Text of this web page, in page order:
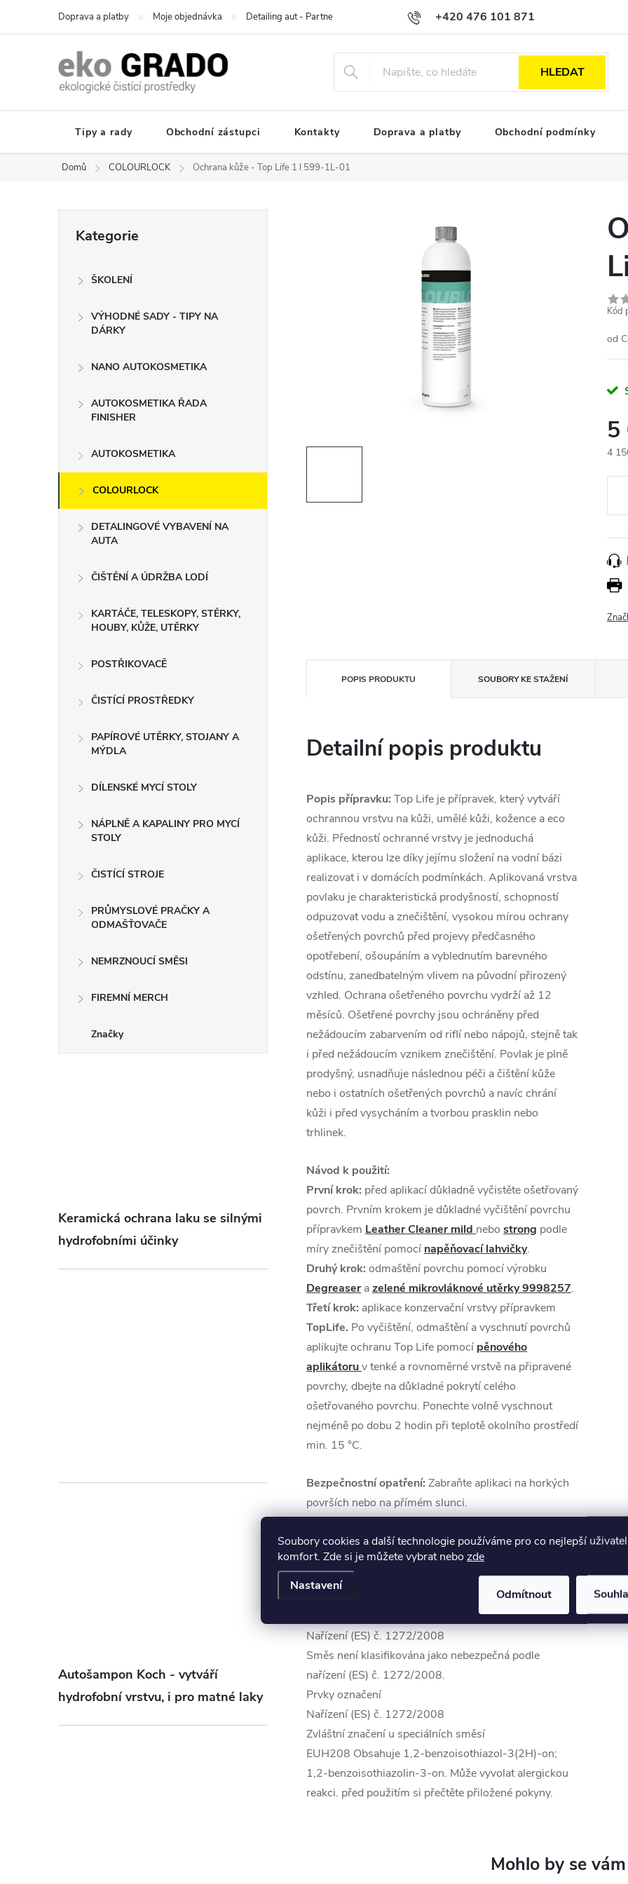
Soubory cookies a další technologie používáme pro co nejlepší
komfort. Zde si je můžete vybrat nebo zde
Nastavení
Odmítnout
+420 476 101 871
Doprava a platby Moje objednávka Detailing aut - Partnerská spolupráce Obchodní podmínky Podmínky ochrany
HLEDAT
Tipy a rady Obchodní zástupci Kontakty Doprava a platby Obchodní podmínky
Domů COLOURLOCK Ochrana kůže - Top Life 1 l 599-1L-01
n
í
kategorie
Kategorie
ŠKOLENÍ
VÝHODNÉ SADY - TIPY NA
DÁRKY
NANO AUTOKOSMETIKA
AUTOKOSMETIKA ŘADA
FINISHER
AUTOKOSMETIKA
COLOURLOCK
DETALINGOVÉ VYBAVENÍ NA
AUTA
ČIŠTĚNÍ A ÚDRŽBA LODÍ
KARTÁČE, TELESKOPY, STĚRKY,
HOUBY, KŮŽE, UTĚRKY
POSTŘIKOVACĚ
ČISTÍCÍ PROSTŘEDKY
PAPÍROVÉ UTĚRKY, STOJANY A
MÝDLA
DÍLENSKÉ MYCÍ STOLY
NÁPLNĚ A KAPALINY PRO MYCÍ
STOLY
ČISTÍCÍ STROJE
PRŮMYSLOVÉ PRAČKY A
ODMAŠŤOVAČE
NEMRZNOUCÍ SMĚSI
FIREMNÍ MERCH
Značky
Keramická ochrana laku se silnými
hydrofobními účinky
Autošampon Koch - vytváří
hydrofobní vrstvu, i pro matné laky
Kód
od
5
4
POPIS PRODUKTU SOUBORY KE STAŽENÍ
Detailní popis produktu
Popis přípravku: Top Life je přípravek, který vytváří
ochrannou vrstvu na kůži, umělé kůži, kožence a eco
kůži. Předností ochranné vrstvy je jednoduchá
aplikace, kterou lze díky jejímu složení na vodní bázi
realizovat i v domácích podmínkách. Aplikovaná vrstva
povlaku je charakteristická prodyšností, schopností
odpuzovat vodu a znečištění, vysokou mírou ochrany
ošetřených povrchů před projevy předčasného
opotřebení, ošoupáním a vyblednutím barevného
odstínu, zanedbatelným vlivem na původní přirozený
vzhled. Ochrana ošetřeného povrchu vydrží až 12
měsíců. Ošetřené povrchy jsou ochráněny před
nežádoucím zabarvením od riflí nebo nápojů, stejně tak
i před nežádoucím vznikem znečištění. Povlak je plně
prodyšný, usnadňuje následnou péči a čištění kůže
nebo i ostatních ošetřených povrchů a navíc chrání
kůži i před vysycháním a tvorbou prasklin nebo
trhlinek.
Návod k použití:
První krok: před aplikací důkladně vyčistěte ošetřovaný
povrch. Prvním krokem je důkladné vyčištění povrchu
přípravkem Leather Cleaner mild nebo strong podle
míry znečištění pomocí napěňovací lahvičky.
Druhý krok: odmaštění povrchu pomocí výrobku
Degreaser azelené mikrovláknové utěrky 9998257.
Třetí krok: aplikace konzervační vrstvy přípravkem
TopLife. Po vyčištění, odmaštění a vyschnutí povrchů
aplikujte ochranu Top Life pomocí pěnového
aplikátoruv tenké a rovnoměrné vrstvě na připravené
povrchy, dbejte na důkladné pokrytí celého
ošetřovaného povrchu. Ponechte volně vyschnout
nejméně po dobu 2 hodin při teplotě okolního prostředí
min. 15 °C.
Bezpečnostní opatření: Zabraňte aplikaci na horkých
površích nebo na přímém slunci.
Balení:1 l
Nařízení (ES) č. 1272/2008
Směs není klasifikována jako nebezpečná podle
nařízení (ES) č. 1272/2008.
Prvky označení
Nařízení (ES) č. 1272/2008
Zvláštní značení u speciálních směsí
EUH208 Obsahuje 1,2-benzoisothiazol-3(2H)-on;
1,2-benzoisothiazolin-3-on. Může vyvolat alergickou
reakci. před použitím si přečtěte přiložené pokyny.